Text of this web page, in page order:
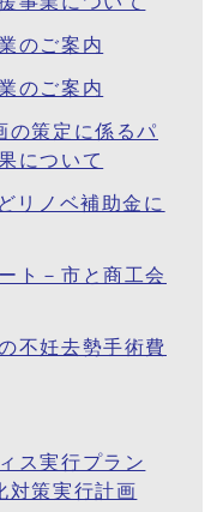
のご案内
のご案内
の策定に係るパ
について
リノベ補助金に
ト－市と商工会
不妊去勢手術費
ス実行プラン
対策実行計画